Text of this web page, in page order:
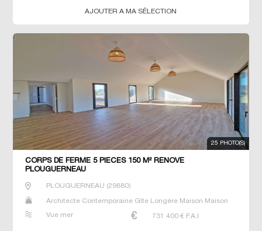
AJOUTER A MA SÉLECTION
25 PHOTO(S)
CORPS DE FERME 5 PIECES 150 M² RENOVE
PLOUGUERNEAU
PLOUGUERNEAU (29880)
Architecte Contemporaine Gîte Longère Maison Maison
Vue mer
731 400 € F.A.I